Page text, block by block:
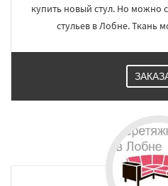
купить новый стул. Но можно
стульев в Лобне. Ткань